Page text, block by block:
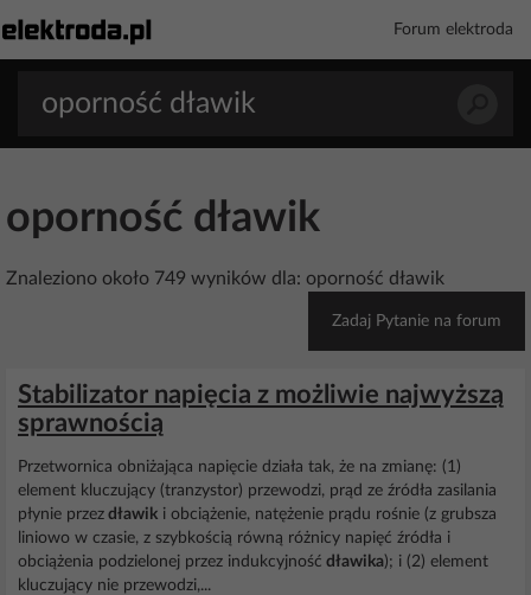
Forum elektroda
oporność dławik
Znaleziono około 749 wyników dla: oporność dławik
Zadaj Pytanie na forum
Stabilizator napięcia z możliwie najwyższą
sprawnością
Przetwornica obniżająca napięcie działa tak, że na zmianę: (1)
element kluczujący (tranzystor) przewodzi, prąd ze źródła zasilania
płynie przez dławik i obciążenie, natężenie prądu rośnie (z grubsza
liniowo w czasie, z szybkością równą różnicy napięć źródła i
obciążenia podzielonej przez indukcyjność dławika); i (2) element
kluczujący nie przewodzi,...